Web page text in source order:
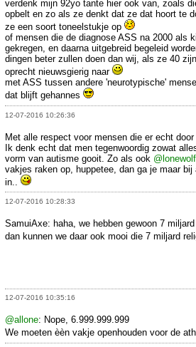
verdenk mijn 92yo tante hier ook van, zoals
opbelt en zo als ze denkt dat ze dat hoort te
ze een soort toneelstukje op
of mensen die de diagnose ASS na 2000 als
gekregen, en daarna uitgebreid begeleid
dingen beter zullen doen dan wij, als ze 40
oprecht nieuwsgierig naar
met ASS tussen andere 'neurotypische'
dat blijft gehannes
12-07-2016 10:26:36
Met alle respect voor mensen die er echt door
Ik denk echt dat men tegenwoordig zowat
vorm van autisme gooit. Zo als ook @lonewolf
vakjes raken op, huppetee, dan ga je maar
in..
12-07-2016 10:28:33
SamuiAxe: haha, we hebben gewoon 7
dan kunnen we daar ook mooi die 7 miljard
12-07-2016 10:35:16
@allone: Nope, 6.999.999.999
We moeten èèn vakje openhouden voor de